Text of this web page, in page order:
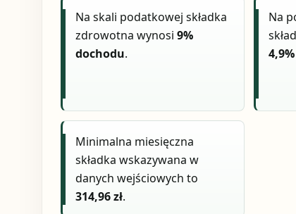
Na skali podatkowej składka
zdrowotna wynosi9%
dochodu.
Na
Minimalna miesięczna
składka wskazywana w
danych wejściowych to
314,96 zł.